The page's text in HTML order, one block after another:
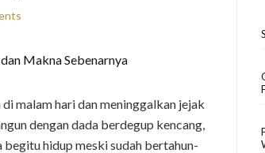
malam hari dan meninggalkan jejak
dengan dada berdegup kencang,
hidup meski sudah bertahun-